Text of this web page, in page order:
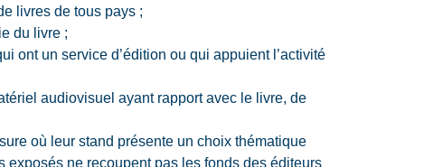
livres de tous pays ;
du livre ;
ont un service d’édition ou qui appuient l’activité
audiovisuel ayant rapport avec le livre, de
où leur stand présente un choix thématique
ne recoupent pas les fonds des éditeurs